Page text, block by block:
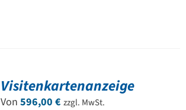
Visitenkartenanzeige
Von 596,00 € zzgl. MwSt.